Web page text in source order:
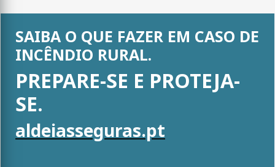
SAIBA O QUE FAZER EM CASO DE
INCÊNDIO RURAL.
PREPARE-SE E PROTEJA-
SE.
aldeiasseguras.pt